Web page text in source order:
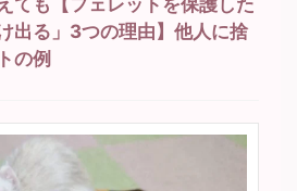
出る」3つの理由】他人に捨
の例